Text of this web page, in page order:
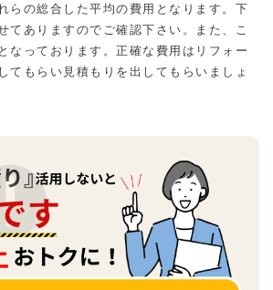
らの総合した平均の費用となります。下
てありますのでご確認下さい。また、こ
なっております。正確な費用はリフォー
てもらい見積もりを出してもらいましょ